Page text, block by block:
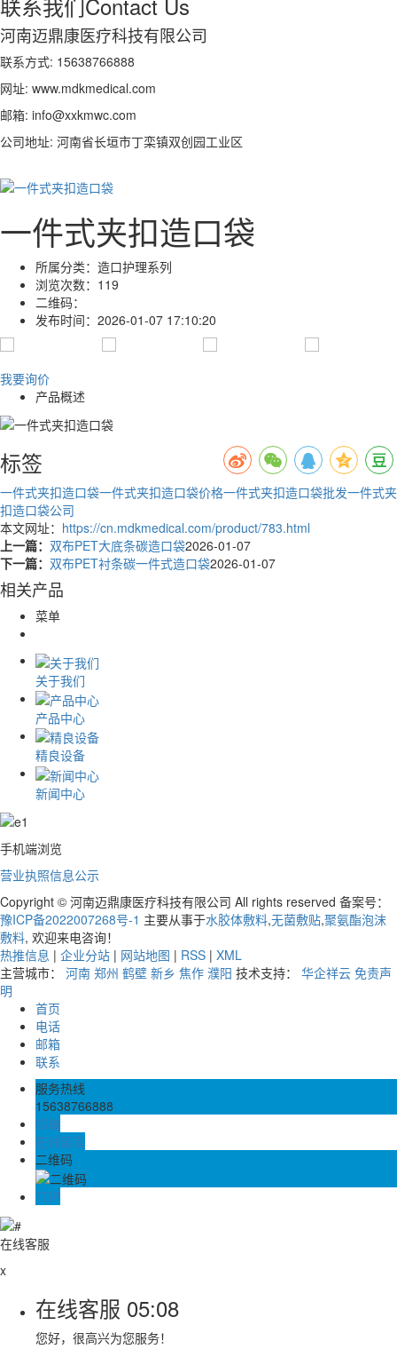
河南迈鼎康医疗科技有限公司
联系方式: 15638766888
网址: www.mdkmedical.com
邮箱: info@xxkmwc.com
公司地址: 河南省长垣市丁栾镇双创园工业区
一件式夹扣造口袋
所属分类： 造口护理系列
浏览次数： 119
二维码：
发布时间： 2026-01-07 17:10:20
我要询价
产品概述
标签
一件式夹扣造口袋一件式夹扣造口袋价格一件式夹扣造口袋批发一件式夹
扣造口袋公司
本文网址： https://cn.mdkmedical.com/product/783.html
上一篇： 双布PET大底条碳造口袋2026-01-07
下一篇： 双布PET衬条碳一件式造口袋2026-01-07
相关产品
菜单
关于我们
产品中心
精良设备
新闻中心
手机端浏览
营业执照信息公示
Copyright © 河南迈鼎康医疗科技有限公司 All rights reserved 备案号：
豫ICP备2022007268号-1 主要从事于水胶体敷料,无菌敷贴,聚氨酯泡沫
敷料, 欢迎来电咨询！
热推信息 | 企业分站 | 网站地图 | RSS | XML
主营城市： 河南 郑州 鹤壁 新乡 焦作 濮阳 技术支持： 华企祥云 免责声
明
首页
电话
邮箱
联系
服务热线
15638766888
邮箱
在线留言
二维码
TOP
在线客服
x
在线客服 05:08
您好，很高兴为您服务！